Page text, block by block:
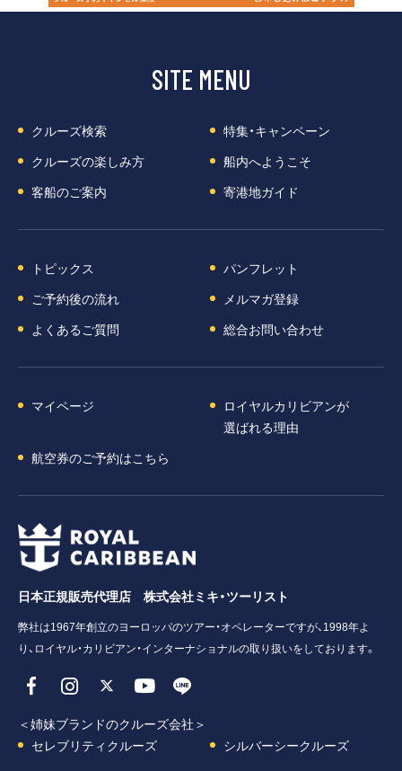
SITE MENU
クルーズ検索
特集・キャンペーン
クルーズの楽しみ方
船内へようこそ
客船のご案内
寄港地ガイド
トピックス
パンフレット
ご予約後の流れ
メルマガ登録
よくあるご質問
総合お問い合わせ
マイページ
ロイヤルカリビアンが
選ばれる理由
航空券のご予約はこちら
日本正規販売代理店 株式会社ミキ・ツーリスト
弊社は1967年創立のヨーロッパのツアー・オペレーターですが、1998年よ
り、ロイヤル・カリビアン・インターナショナルの取り扱いをしております。
＜姉妹ブランドのクルーズ会社＞
セレブリティクルーズ
シルバーシークルーズ